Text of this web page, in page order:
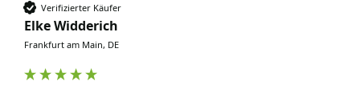
Verifizierter Käufer
Elke Widderich
Frankfurt am Main, DE